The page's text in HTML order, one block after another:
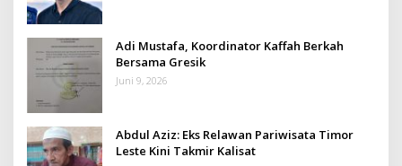
Adi Mustafa, Koordinator Kaffah Berkah
Bersama Gresik
Juni 9, 2026
Abdul Aziz: Eks Relawan Pariwisata Timor
Leste Kini Takmir Kalisat